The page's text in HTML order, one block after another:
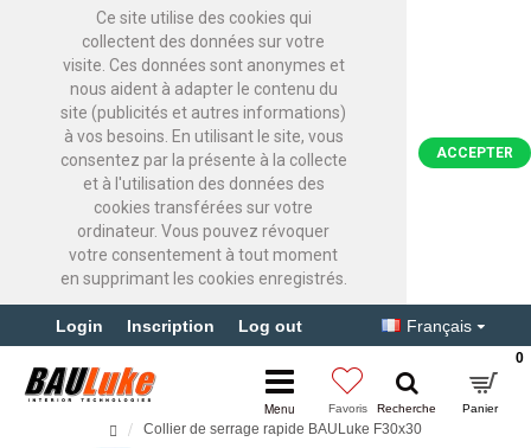
Ce site utilise des cookies qui
collectent des données sur votre
visite. Ces données sont anonymes et
nous aident à adapter le contenu du
site (publicités et autres informations)
à vos besoins. En utilisant le site, vous
consentez par la présente à la collecte
et à l'utilisation des données des
cookies transférées sur votre
ordinateur. Vous pouvez révoquer
votre consentement à tout moment
en supprimant les cookies enregistrés.
ACCEPTER
Login Inscription Log out Français
0
Collier de serrage rapide BAULuke F30x30